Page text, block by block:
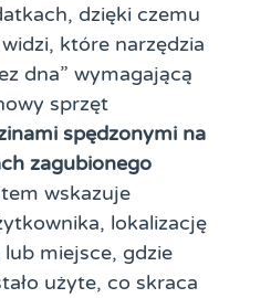
dzięki czemu
które narzędzia
dna” wymagającą
sprzęt
spędzonymi na
zagubionego
wskazuje
lokalizację
miejsce, gdzie
użyte, co skraca